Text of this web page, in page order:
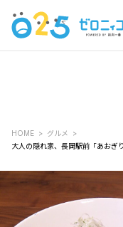
HOME
グルメ
大人の隠れ家、長岡駅前「あおぎ